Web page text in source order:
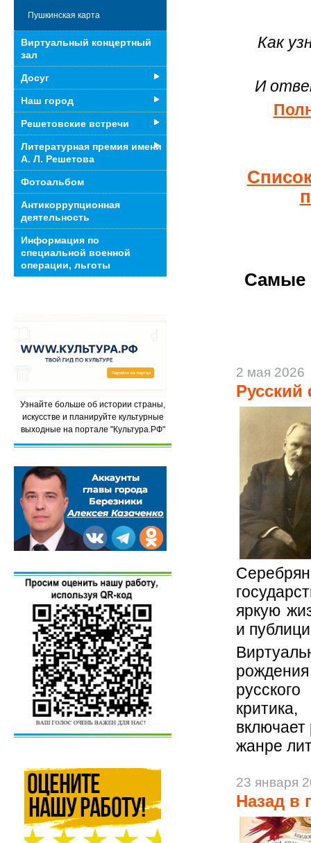
Как
И
Самые
2 мая 2026
яркую
и
жанре
23 января
Назад в
Пушкинская карта
Виртуальный концертный
зал
Досуг
Наш город
Решетовские встречи
Литературная премия имени
А. Л. Решетова
Фотоальбом
Антикоррупционная
деятельность
Информация по
специальной военной
операции, льготы
Узнайте больше об истории страны,
искусстве и планируйте культурные
выходные на портале "Культура.РФ"